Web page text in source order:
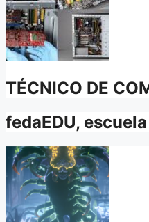
TÉCNICO DE
fedaEDU,